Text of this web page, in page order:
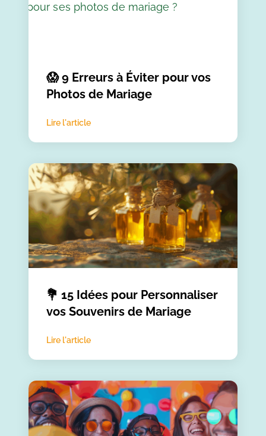
😱 9 Erreurs à Éviter pour vos
Photos de Mariage
Lire l'article
💐 15 Idées pour Personnaliser
vos Souvenirs de Mariage
Lire l'article